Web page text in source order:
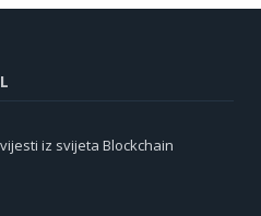
iz svijeta Blockchain